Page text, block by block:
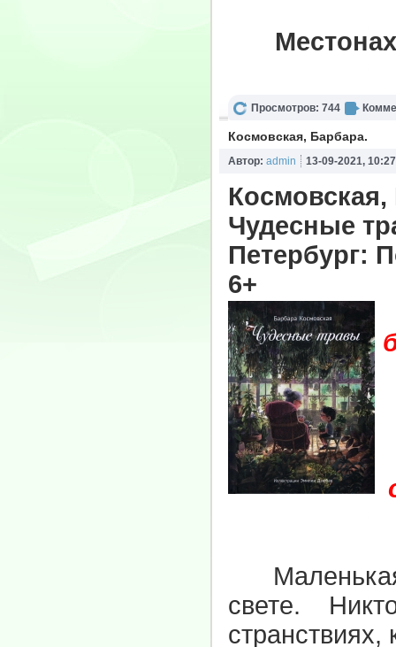
Просмотров: 744
Космовская, Барбара.
Автор: admin 13-09-2021, 10:27
Чудесные
Петербург:
6+
свете.